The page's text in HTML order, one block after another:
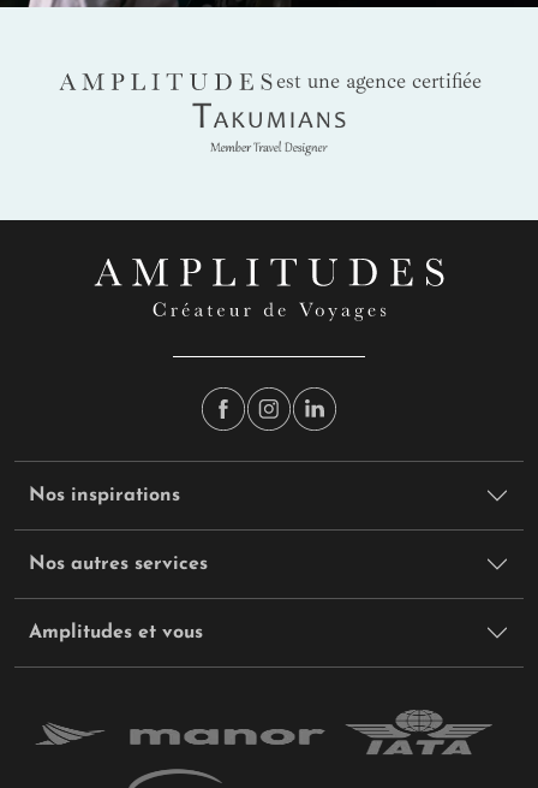
AMPLITUDES
est une agence certifiée
Takumians
Nos inspirations
Nos autres services
Amplitudes et vous